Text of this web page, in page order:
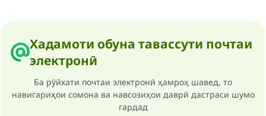
Хадамоти обуна тавассути почтаи
электронӣ
Ба рӯйхати почтаи электронӣ ҳамроҳ шавед, то
навигариҳои сомона ва навсозиҳои даврӣ дастраси шумо
гардад